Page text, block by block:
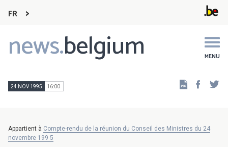
FR
news.belgium MENU
Main
navigation
24 NOV 1995 16:00
Appartient à Compte-rendu de la réunion du Conseil des Ministres du 24
novembre 199 5